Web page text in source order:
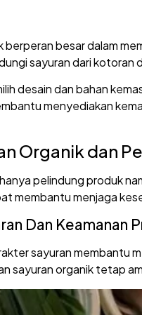
berperan besar dalam
sayuran dari kotoran
desain dan bahan
menyediakan
Organik dan
pelindung produk
membantu menjaga
Dan Keamanan
sayuran membantu
sayuran organik tetap